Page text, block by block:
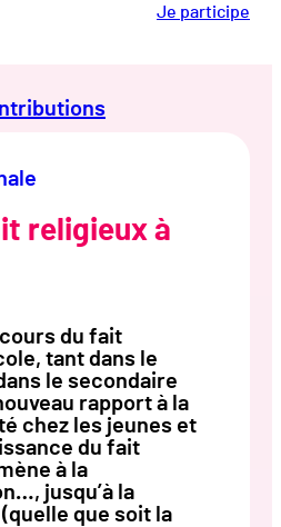
Je participe
religieux à
du fait
tant dans le
le secondaire
rapport à la
chez les jeunes et
du fait
à la
jusqu’à la
que soit la